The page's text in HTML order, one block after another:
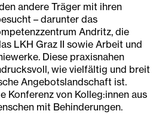
andere Träger mit ihren
– darunter das
Andritz, die
LKH Graz II sowie Arbeit und
Diese praxisnahen
wie vielfältig und breit
Angebotslandschaft ist.
Konferenz von Kolleg:innen aus
mit Behinderungen.